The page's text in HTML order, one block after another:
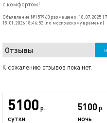
с комфортом!
Объявление №157960 размещено: 18.07.2025
18.01.2026 18:46:53 (по московскому времени)
Отзывы
К сожалению отзывов пока нет.
5100 р.
сутки
5100 р.
ночь